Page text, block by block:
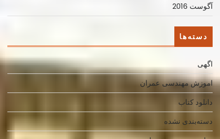
آگوست 2016
دسته‌ها
اگهی
اموزش مهندسی عمران
دانلود کتاب
دسته‌بندی نشده